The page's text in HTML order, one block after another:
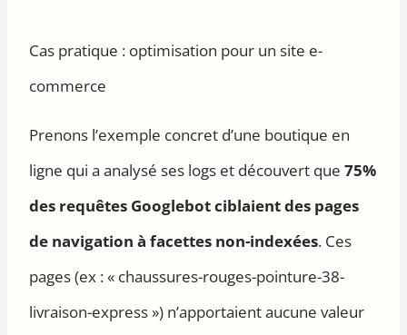
Cas pratique : optimisation pour un site e-
commerce
Prenons l’exemple concret d’une boutique en
ligne qui a analysé ses logs et découvert que75%
des requêtes Googlebot ciblaient des pages
de navigation à facettes non-indexées. Ces
pages (ex : « chaussures-rouges-pointure-38-
livraison-express ») n’apportaient aucune valeur